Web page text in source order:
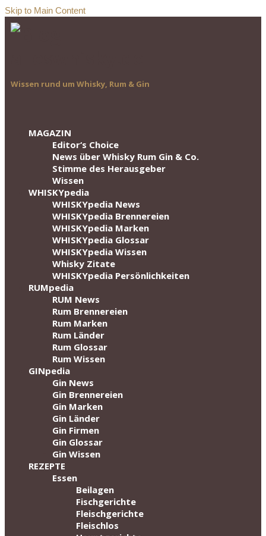
Skip to Main Content
Wissen rund um Whisky, Rum & Gin
MAGAZIN
Editor‘s Choice
News über Whisky Rum Gin & Co.
Stimme des Herausgeber
Wissen
WHISKYpedia
WHISKYpedia News
WHISKYpedia Brennereien
WHISKYpedia Marken
WHISKYpedia Glossar
WHISKYpedia Wissen
Whisky Zitate
WHISKYpedia Persönlichkeiten
RUMpedia
RUM News
Rum Brennereien
Rum Marken
Rum Länder
Rum Glossar
Rum Wissen
GINpedia
Gin News
Gin Brennereien
Gin Marken
Gin Länder
Gin Firmen
Gin Glossar
Gin Wissen
REZEPTE
Essen
Beilagen
Fischgerichte
Fleischgerichte
Fleischlos